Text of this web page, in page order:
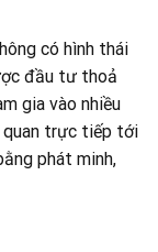
có hình thái
đầu tư thoả
gia vào nhiều
quan trực tiếp tới
phát minh,